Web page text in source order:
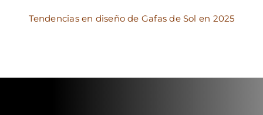
Tendencias en diseño de Gafas de Sol en 2025